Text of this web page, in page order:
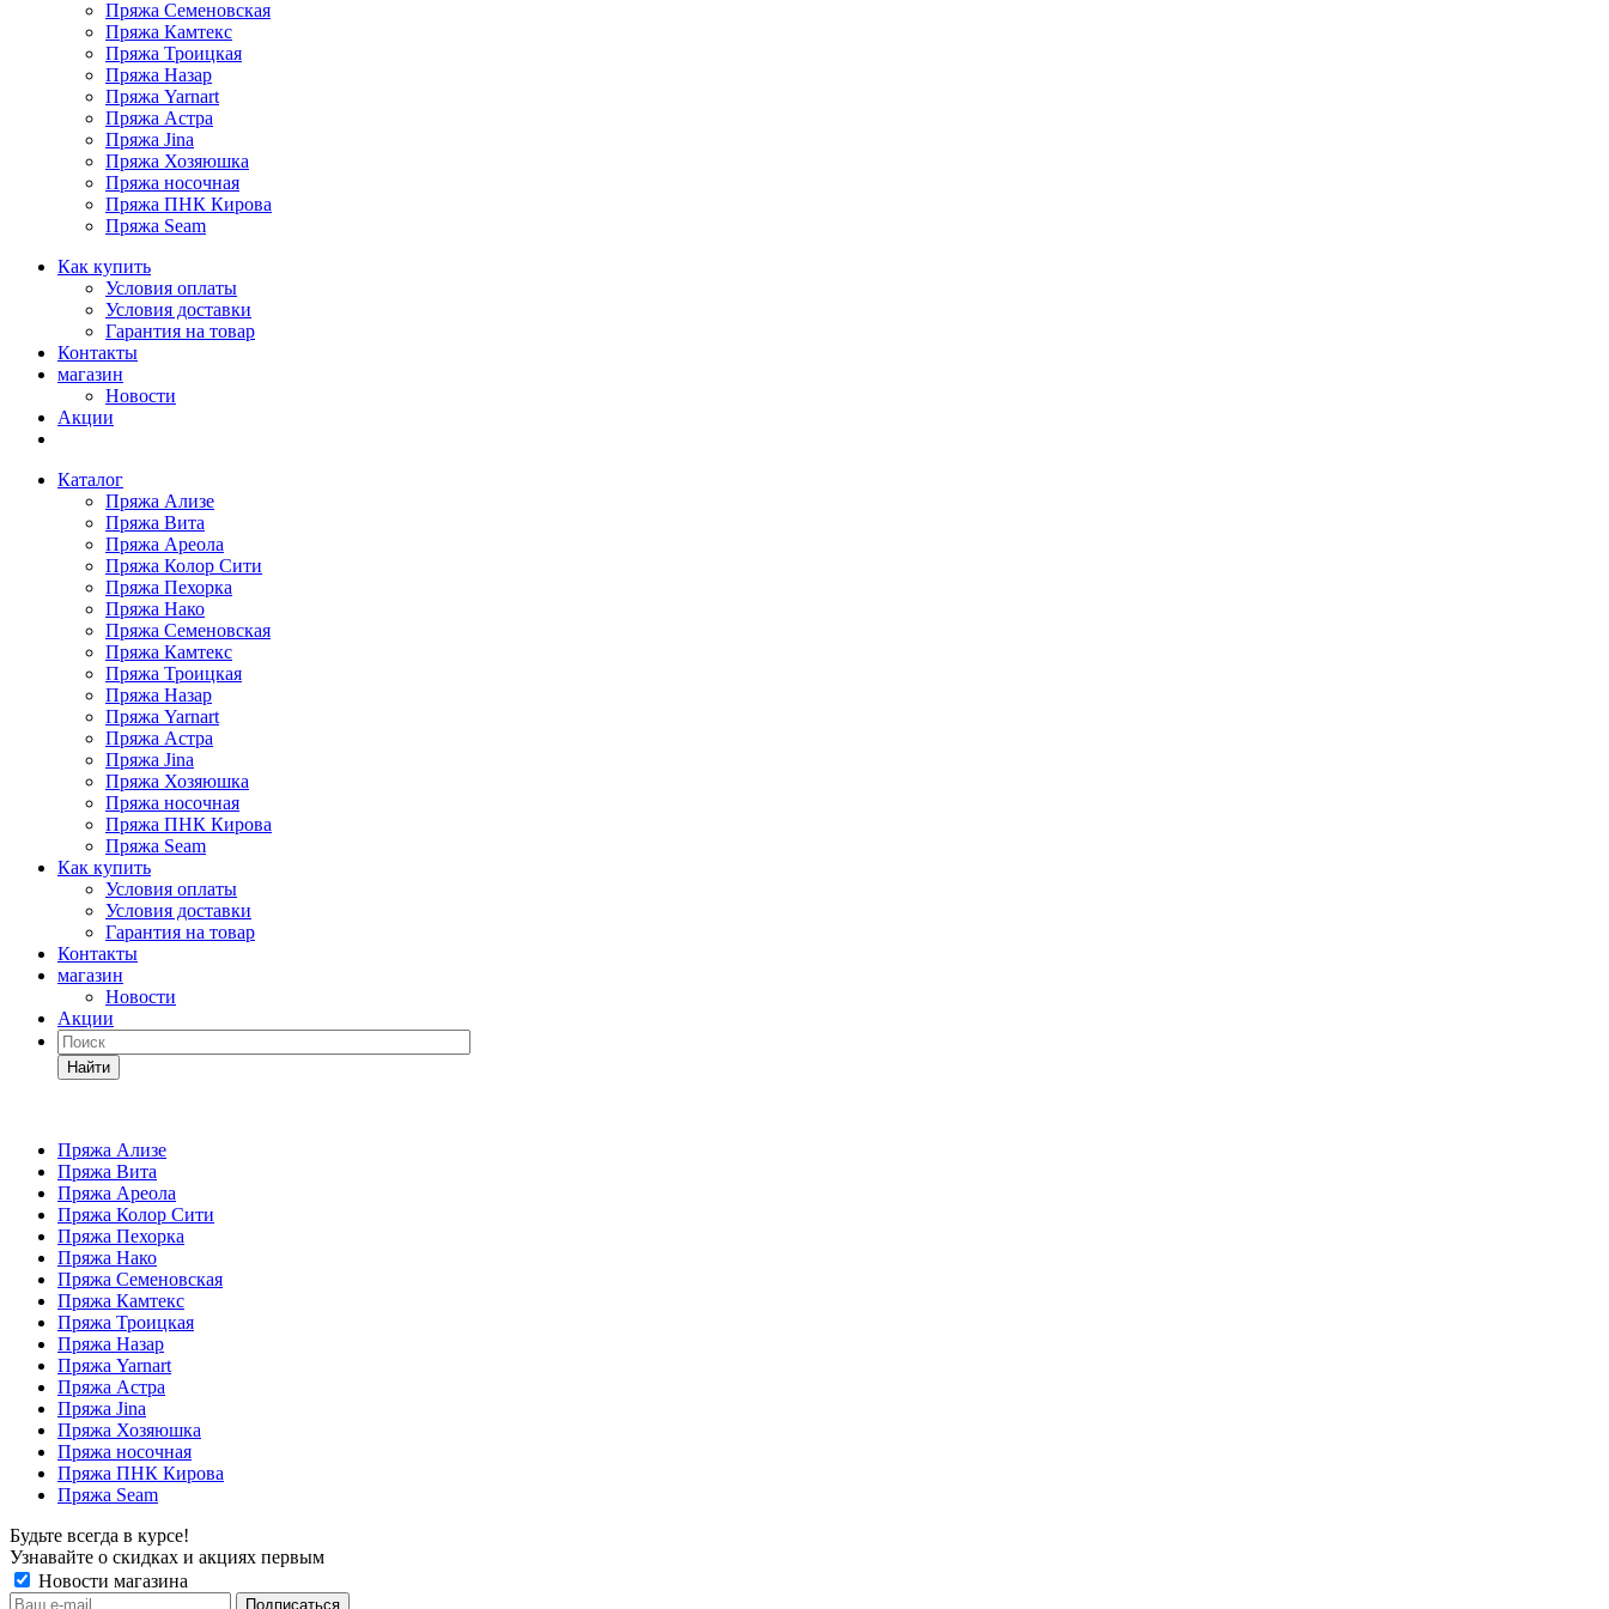
Пряжа Семеновская
Пряжа Камтекс
Пряжа Троицкая
Пряжа Назар
Пряжа Yarnart
Пряжа Астра
Пряжа Jina
Пряжа Хозяюшка
Пряжа носочная
Пряжа ПНК Кирова
Пряжа Seam
Как купить
Условия оплаты
Условия доставки
Гарантия на товар
Контакты
магазин
Новости
Акции
Каталог
Пряжа Ализе
Пряжа Вита
Пряжа Ареола
Пряжа Колор Сити
Пряжа Пехорка
Пряжа Нако
Пряжа Семеновская
Пряжа Камтекс
Пряжа Троицкая
Пряжа Назар
Пряжа Yarnart
Пряжа Астра
Пряжа Jina
Пряжа Хозяюшка
Пряжа носочная
Пряжа ПНК Кирова
Пряжа Seam
Как купить
Условия оплаты
Условия доставки
Гарантия на товар
Контакты
магазин
Новости
Акции
Найти
Пряжа Ализе
Пряжа Вита
Пряжа Ареола
Пряжа Колор Сити
Пряжа Пехорка
Пряжа Нако
Пряжа Семеновская
Пряжа Камтекс
Пряжа Троицкая
Пряжа Назар
Пряжа Yarnart
Пряжа Астра
Пряжа Jina
Пряжа Хозяюшка
Пряжа носочная
Пряжа ПНК Кирова
Пряжа Seam
Будьте всегда в курсе!
Узнавайте о скидках и акциях первым
Новости магазина